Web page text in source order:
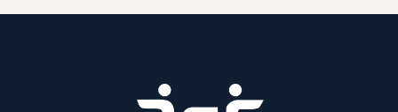
Moritz Bastians